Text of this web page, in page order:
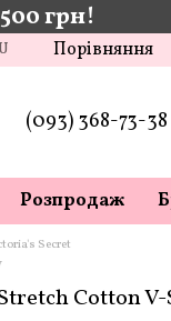
грн!
Порівняння
(093) 368-73-38
Розпродаж
Secret
Cotton